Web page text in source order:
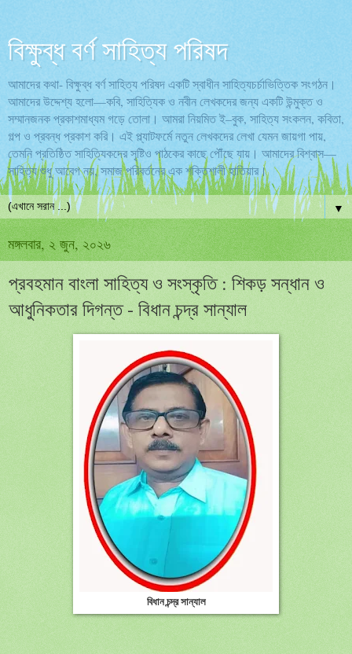
বিক্ষুব্ধ বর্ণ সাহিত্য পরিষদ
আমাদের কথা- বিক্ষুব্ধ বর্ণ সাহিত্য পরিষদ একটি স্বাধীন সাহিত্যচর্চাভিত্তিক সংগঠন।
আমাদের উদ্দেশ্য হলো—কবি, সাহিত্যিক ও নবীন লেখকদের জন্য একটি উন্মুক্ত ও
সম্মানজনক প্রকাশমাধ্যম গড়ে তোলা। আমরা নিয়মিত ই–বুক, সাহিত্য সংকলন, কবিতা,
গল্প ও প্রবন্ধ প্রকাশ করি। এই প্ল্যাটফর্মে নতুন লেখকদের লেখা যেমন জায়গা পায়,
তেমনি প্রতিষ্ঠিত সাহিত্যিকদের সৃষ্টিও পাঠকের কাছে পৌঁছে যায়। আমাদের বিশ্বাস—
সাহিত্য শুধু আবেগ নয়, সমাজ পরিবর্তনের এক শক্তিশালী হাতিয়ার।
▼
মঙ্গলবার, ২ জুন, ২০২৬
প্রবহমান বাংলা সাহিত্য ও সংস্কৃতি : শিকড় সন্ধান ও
আধুনিকতার দিগন্ত - বিধান চন্দ্র সান্যাল
বিধান চন্দ্র সান্যাল